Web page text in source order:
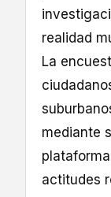
realidad
La
mediante
actitudes